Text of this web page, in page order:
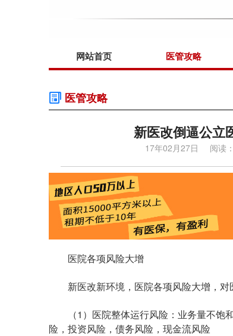
网站首页 医管攻略
医管攻略
新医改倒逼公立
17年02月27日 阅读
医院各项风险大增
新医改新环境，医院各项风险大增，对
（1）医院整体运行风险：业务量不饱
险，投资风险，债务风险，现金流风险